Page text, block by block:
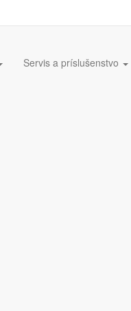
Servis a príslušenstvo